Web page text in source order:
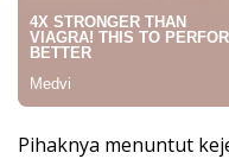
Pihaknya menuntut